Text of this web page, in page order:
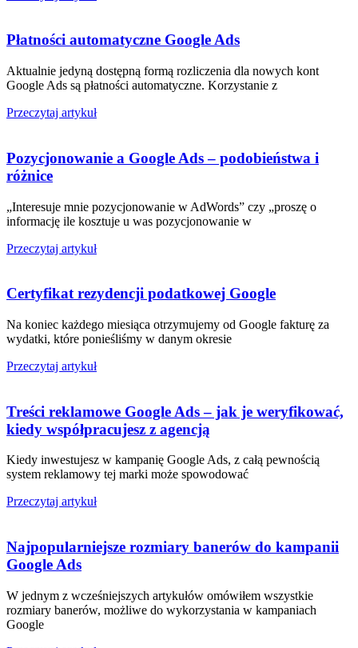
Płatności automatyczne Google Ads
Aktualnie jedyną dostępną formą rozliczenia dla nowych kont
Google Ads są płatności automatyczne. Korzystanie z
Przeczytaj artykuł
Pozycjonowanie a Google Ads – podobieństwa i
różnice
„Interesuje mnie pozycjonowanie w AdWords” czy „proszę o
informację ile kosztuje u was pozycjonowanie w
Przeczytaj artykuł
Certyfikat rezydencji podatkowej Google
Na koniec każdego miesiąca otrzymujemy od Google fakturę za
wydatki, które ponieśliśmy w danym okresie
Przeczytaj artykuł
Treści reklamowe Google Ads – jak je weryfikować,
kiedy współpracujesz z agencją
Kiedy inwestujesz w kampanię Google Ads, z całą pewnością
system reklamowy tej marki może spowodować
Przeczytaj artykuł
Najpopularniejsze rozmiary banerów do kampanii
Google Ads
W jednym z wcześniejszych artykułów omówiłem wszystkie
rozmiary banerów, możliwe do wykorzystania w kampaniach
Google